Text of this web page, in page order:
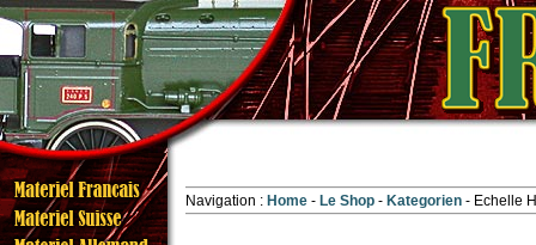
Navigation : Home Le Shop Kategorien Echelle